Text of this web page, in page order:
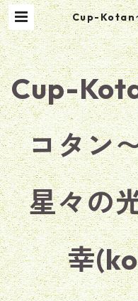
Cup-Kotan
陽＊月＊星々
Cup-
コタン
星々の
幸